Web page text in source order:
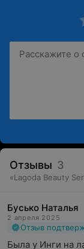
Отзывы 3
«Lagoda Beauty
Бусько Наталья
2 апреля 2025
Отзыв
Была у Инги на